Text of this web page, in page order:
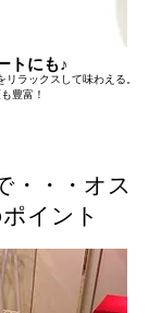
トにも♪
ラックスして味わえる。
豊富！
・・・オス
イント